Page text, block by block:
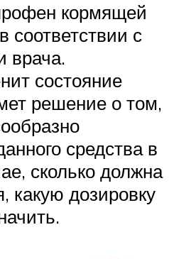
кормящей
соответствии с
врача.
состояние
решение о том,
средства в
сколько должна
какую дозировку